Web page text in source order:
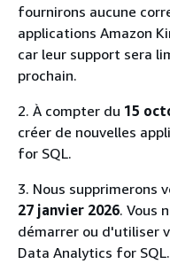
fournirons aucune
applications Amazon
car leur support sera
prochain.
2. À compter du 15
créer de nouvelles
for SQL.
3. Nous supprimerons
27 janvier 2026. Vous
démarrer ou d'utiliser
Data Analytics for